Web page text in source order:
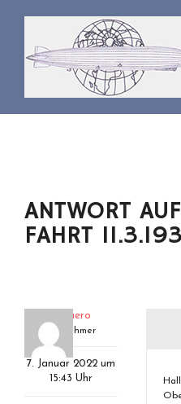
springen
ANTWORT
FAHRT
superaero
Teilnehmer
7. Januar 2022 um
15:43 Uhr